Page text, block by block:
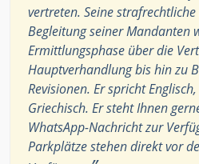
vertreten. Seine
Begleitung seiner Mandanten
Ermittlungsphase über die
Hauptverhandlung bis hin zu
Revisionen. Er spricht
Griechisch. Er steht Ihnen
WhatsApp-Nachricht zur
Parkplätze stehen direkt vor